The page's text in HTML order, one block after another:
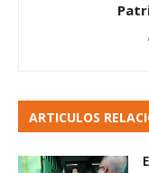
ARTICULOS